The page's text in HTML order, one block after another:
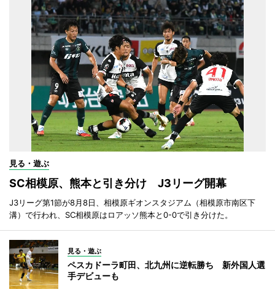
見る・遊ぶ
SC相模原、熊本と引き分け J3リーグ開幕
J3リーグ第1節が8月8日、相模原ギオンスタジアム（相模原市南区下
溝）で行われ、SC相模原はロアッソ熊本と0-0で引き分けた。
見る・遊ぶ
ペスカドーラ町田、北九州に逆転勝ち 新外国人選
手デビューも